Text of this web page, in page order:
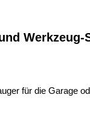
Werkzeug-
für die Garage